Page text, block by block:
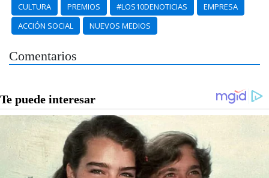
CULTURA
PREMIOS #LOS10DENOTICIAS
EMPRESA
ACCIÓN SOCIAL
NUEVOS MEDIOS
Comentarios